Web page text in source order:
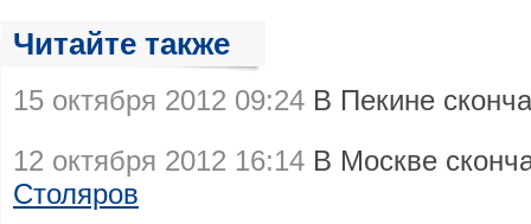
Читайте также
15 октября 2012 09:24 В Пекине
12 октября 2012 16:14 В Москве
Столяров